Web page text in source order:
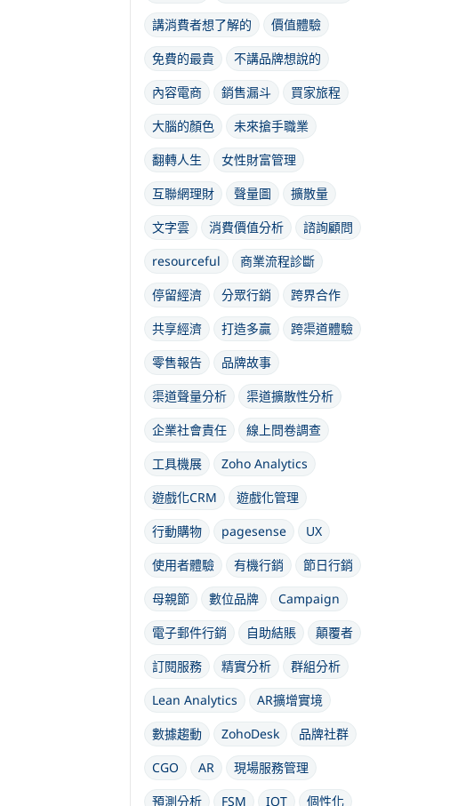
講消費者想了解的
價值體驗
免費的最貴
不講品牌想說的
內容電商
銷售漏斗
買家旅程
大腦的顏色
未來搶手職業
翻轉人生
女性財富管理
互聯網理財
聲量圖
擴散量
文字雲
消費價值分析
諮詢顧問
resourceful
商業流程診斷
停留經濟
分眾行銷
跨界合作
共享經濟
打造多贏
跨渠道體驗
零售報告
品牌故事
渠道聲量分析
渠道擴散性分析
企業社會責任
線上問卷調查
工具機展
Zoho Analytics
遊戲化CRM
遊戲化管理
行動購物
pagesense
UX
使用者體驗
有機行銷
節日行銷
母親節
數位品牌
Campaign
電子郵件行銷
自助結賬
顛覆者
訂閱服務
精實分析
群組分析
Lean Analytics
AR擴增實境
數據趨動
ZohoDesk
品牌社群
CGO
AR
現場服務管理
預測分析
FSM IOT 個性化